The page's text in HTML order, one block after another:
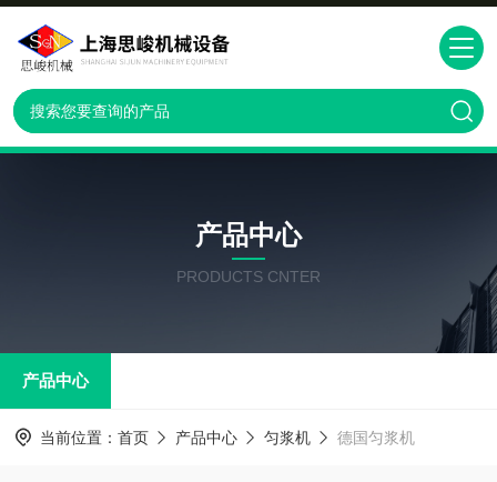
产品中心
PRODUCTS CNTER
产品中心
当前位置： 首页 产品中心 匀浆机 德国匀浆机